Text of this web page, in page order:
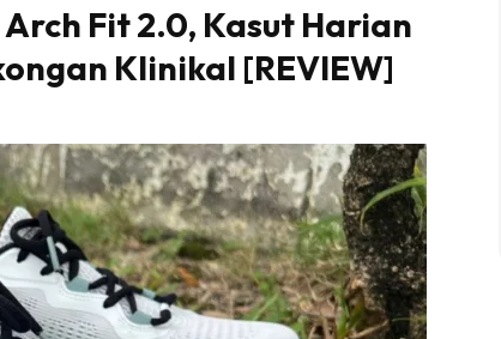
Fit 2.0, Kasut Harian
Klinikal [REVIEW]